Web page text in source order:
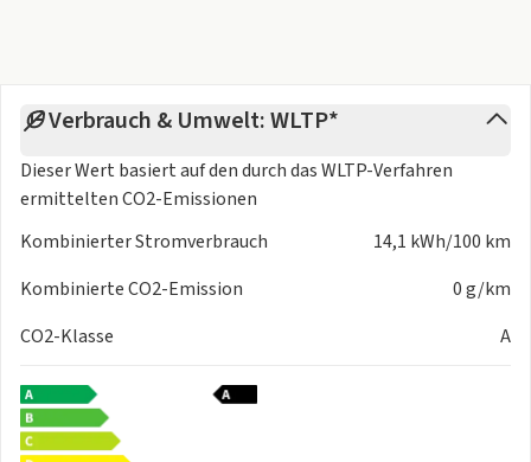
Verbrauch & Umwelt: WLTP*
Dieser Wert basiert auf den durch dasWLTP-Verfahren
ermittelten CO2-Emissionen
Kombinierter Stromverbrauch
14,1 kWh/100 km
Kombinierte CO2-Emission
0 g/km
CO2-Klasse
A